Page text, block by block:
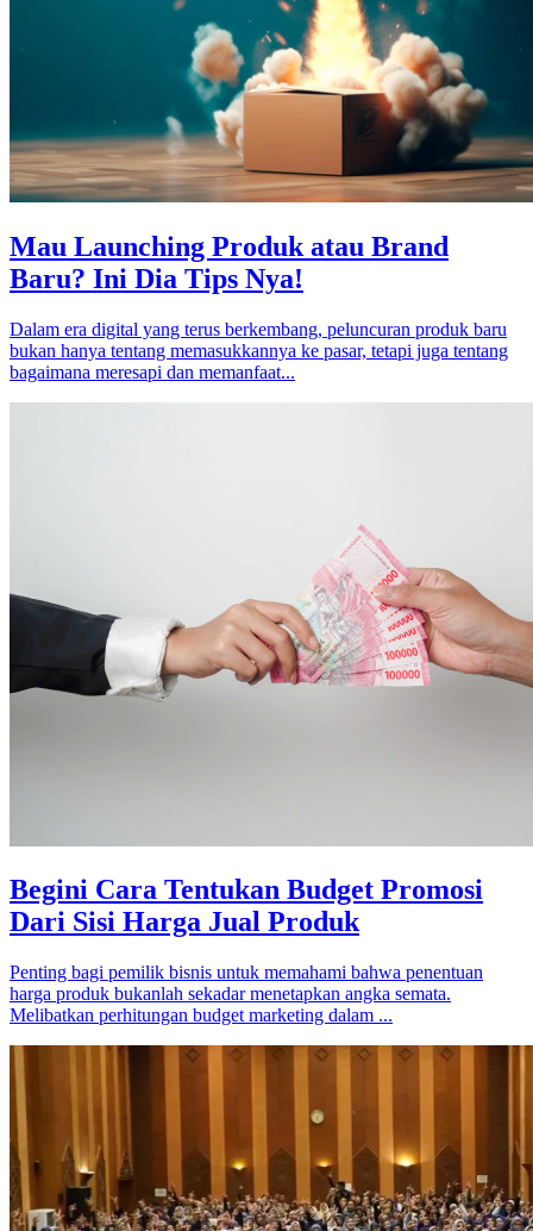
Mau Launching Produk atau Brand
Baru? Ini Dia Tips Nya!
Dalam era digital yang terus berkembang, peluncuran produk baru
bukan hanya tentang memasukkannya ke pasar, tetapi juga tentang
bagaimana meresapi dan memanfaat...
Begini Cara Tentukan Budget Promosi
Dari Sisi Harga Jual Produk
Penting bagi pemilik bisnis untuk memahami bahwa penentuan
harga produk bukanlah sekadar menetapkan angka semata.
Melibatkan perhitungan budget marketing dalam ...